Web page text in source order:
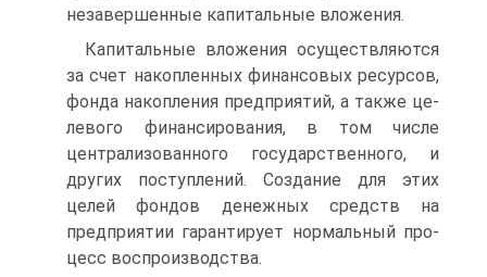
незавершенные капитальные вложения.
Капитальные вложения осуществляются
за счет накопленных финансовых ресурсов,
фонда накопления предприятий, а также це­
левого финансирования, в том числе
централизованного государст­венного, и
других поступлений. Создание для этих
целей фондов денежных средств на
предприятии гарантирует нормальный про­
цесс воспроизводства.